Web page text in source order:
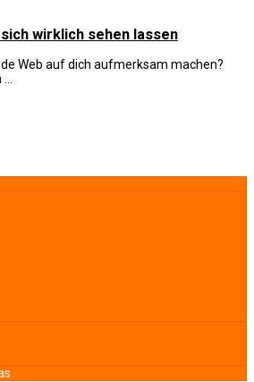
wirklich sehen lassen
Web auf dich aufmerksam machen?